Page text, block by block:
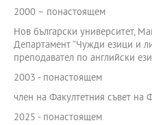
2000 – понастоящем
Нов български университет,
Департамент “Чужди езици и
преподавател по английски
2003 - понастоящем
член на Факултетния съвет
2025 - понастоящем